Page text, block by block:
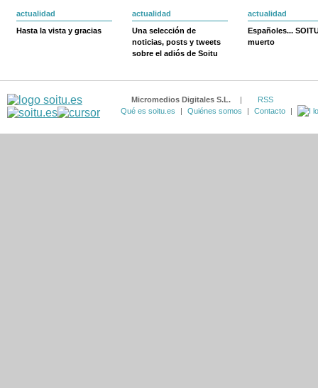
actualidad
Hasta la vista y gracias
actualidad
Una selección de
noticias, posts y tweets
sobre el adiós de Soitu
actualidad
Españoles...
muerto
Micromedios Digitales S.L. |
RSS
Qué es soitu.es
| Quiénes somos | Contacto |